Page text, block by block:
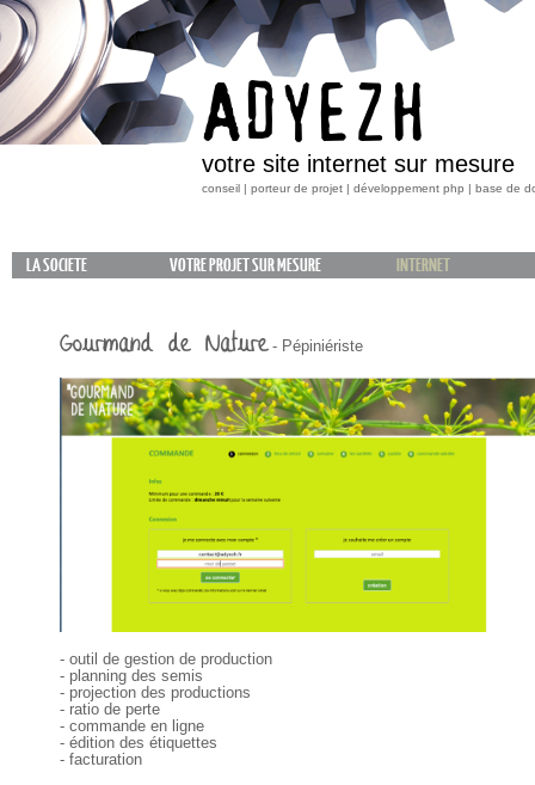
ADYEZH
votre site internet sur mesure
conseil | porteur de projet | développement php | base de
LA SOCIETE VOTRE PROJET SUR MESURE INTERNET
Gourmand de Nature- Pépiniériste
- outil de gestion de production
- planning des semis
- projection des productions
- ratio de perte
- commande en ligne
- édition des étiquettes
- facturation